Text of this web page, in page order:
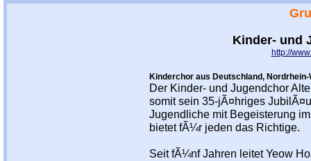
Kinder- und
http://
Kinderchor aus Deutschland,
Der Kinder- und Jugendchor
somit sein 35-jÃ¤hriges
Jugendliche mit Begeisterung
bietet fÃ¼r jeden das Richtige.
Seit fÃ¼nf Jahren leitet Yeow